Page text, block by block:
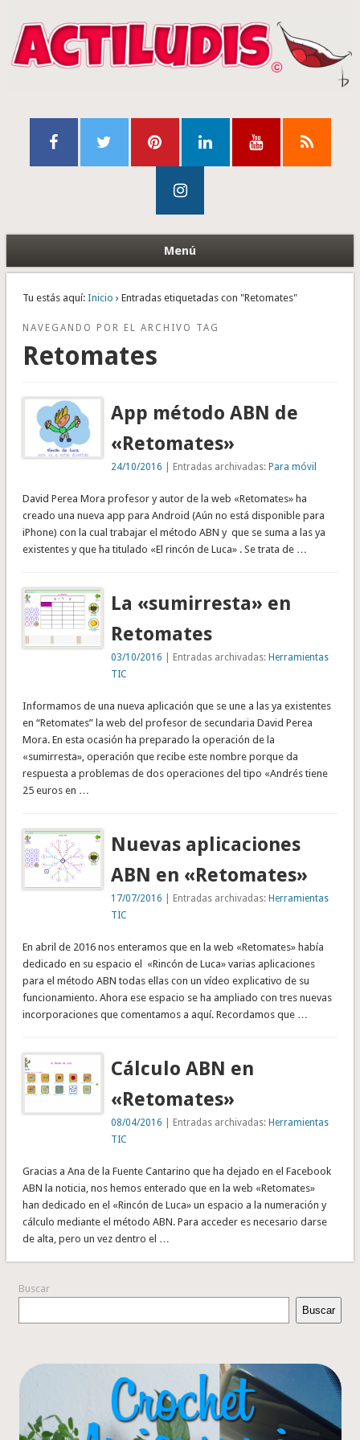
Menú
Tu estás aquí: Inicio › Entradas etiquetadas con "Retomates"
NAVEGANDO POR EL ARCHIVO TAG
Retomates
App método ABN de
«Retomates»
24/10/2016 | Entradas archivadas:Para móvil
David Perea Mora profesor y autor de la web «Retomates» ha
creado una nueva app para Android (Aún no está disponible para
iPhone) con la cual trabajar el método ABN y que se suma a las ya
existentes y que ha titulado «El rincón de Luca» . Se trata de …
La «sumirresta» en
Retomates
03/10/2016 | Entradas archivadas:Herramientas
TIC
Informamos de una nueva aplicación que se une a las ya existentes
en “Retomates” la web del profesor de secundaria David Perea
Mora. En esta ocasión ha preparado la operación de la
«sumirresta», operación que recibe este nombre porque da
respuesta a problemas de dos operaciones del tipo «Andrés tiene
25 euros en …
Nuevas aplicaciones
ABN en «Retomates»
17/07/2016 | Entradas archivadas:Herramientas
TIC
En abril de 2016 nos enteramos que en la web «Retomates» había
dedicado en su espacio el «Rincón de Luca» varias aplicaciones
para el método ABN todas ellas con un vídeo explicativo de su
funcionamiento. Ahora ese espacio se ha ampliado con tres nuevas
incorporaciones que comentamos a aquí. Recordamos que …
Cálculo ABN en
«Retomates»
08/04/2016 | Entradas archivadas:Herramientas
TIC
Gracias a Ana de la Fuente Cantarino que ha dejado en el Facebook
ABN la noticia, nos hemos enterado que en la web «Retomates»
han dedicado en el «Rincón de Luca» un espacio a la numeración y
cálculo mediante el método ABN. Para acceder es necesario darse
de alta, pero un vez dentro el …
Buscar
Buscar